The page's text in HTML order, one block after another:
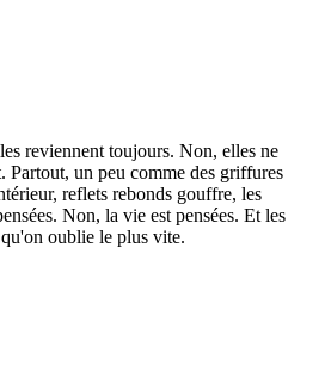
reviennent toujours. Non, elles ne
Partout, un peu comme des griffures
reflets rebonds gouffre, les
Non, la vie est pensées. Et les
oublie le plus vite.